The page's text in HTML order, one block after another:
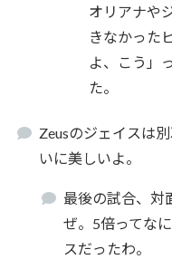
オリアナや
きなかった
よ、こう」
た。
Zeusのジェイスは
いに美しいよ。
最後の試合、対
ぜ。5倍ってな
スだったわ。